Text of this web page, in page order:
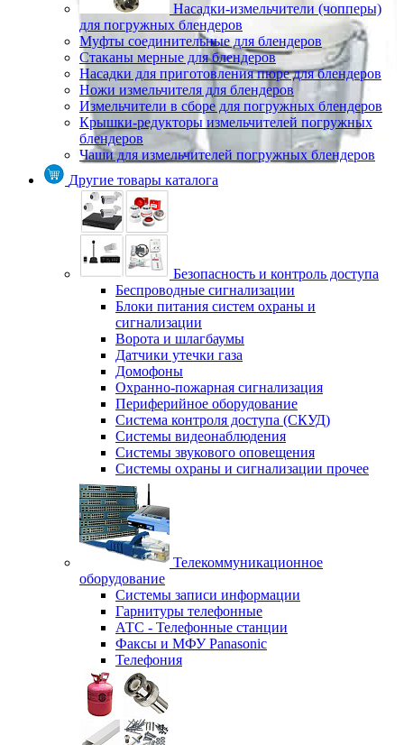
Насадки-измельчители (чопперы)
для погружных блендеров
Муфты соединительные для блендеров
Стаканы мерные для блендеров
Насадки для приготовления пюре для блендеров
Ножи измельчителя для блендеров
Измельчители в сборе для погружных блендеров
Крышки-редукторы измельчителей погружных
блендеров
Чаши для измельчителей погружных блендеров
Другие товары каталога
Безопасность и контроль доступа
Беспроводные сигнализации
Блоки питания систем охраны и
сигнализации
Ворота и шлагбаумы
Датчики утечки газа
Домофоны
Охранно-пожарная сигнализация
Периферийное оборудование
Система контроля доступа (СКУД)
Системы видеонаблюдения
Системы звукового оповещения
Системы охраны и сигнализации прочее
Телекоммуникационное
оборудование
Системы записи информации
Гарнитуры телефонные
АТС - Телефонные станции
Факсы и МФУ Panasonic
Телефония